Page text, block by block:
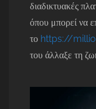
διαδικτυακές
όπου μπορεί να
το https://
του άλλαξε τη